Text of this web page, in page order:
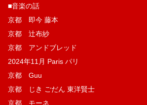
■音楽の話
京都 即今 藤本
京都 辻布紗
京都 アンドブレッド
2024年11月 Paris パリ
京都 Guu
京都 じき ごだん 東洋賢士
京都 モーネ